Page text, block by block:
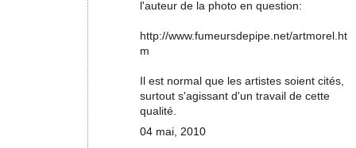
l'auteur de la photo en question:
http://www.fumeursdepipe.net/artmorel.ht
m
Il est normal que les artistes soient cités,
surtout s'agissant d'un travail de cette
qualité.
04 mai, 2010